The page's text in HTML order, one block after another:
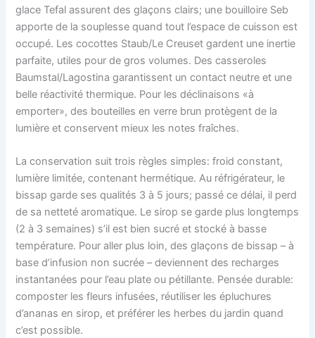
glace Tefal assurent des glaçons clairs; une bouilloire Seb
apporte de la souplesse quand tout l’espace de cuisson est
occupé. Les cocottes Staub/Le Creuset gardent une inertie
parfaite, utiles pour de gros volumes. Des casseroles
Baumstal/Lagostina garantissent un contact neutre et une
belle réactivité thermique. Pour les déclinaisons «à
emporter», des bouteilles en verre brun protègent de la
lumière et conservent mieux les notes fraîches.
La conservation suit trois règles simples: froid constant,
lumière limitée, contenant hermétique. Au réfrigérateur, le
bissap garde ses qualités 3 à 5 jours; passé ce délai, il perd
de sa netteté aromatique. Le sirop se garde plus longtemps
(2 à 3 semaines) s’il est bien sucré et stocké à basse
température. Pour aller plus loin, des glaçons de bissap – à
base d’infusion non sucrée – deviennent des recharges
instantanées pour l’eau plate ou pétillante. Pensée durable:
composter les fleurs infusées, réutiliser les épluchures
d’ananas en sirop, et préférer les herbes du jardin quand
c’est possible.